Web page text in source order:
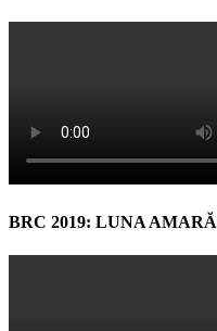
BRC 2019: LUNA AMARĂ